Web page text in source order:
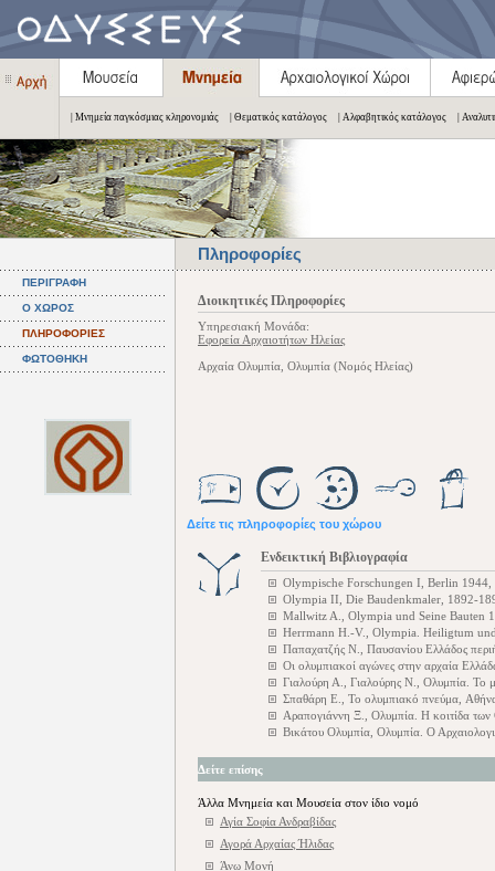
| Μνημεία παγκόσμιας κληρονομιάς | Θεματικός κατάλογος | Αλφαβητικός κατάλογος |
Πληροφορίες
ΠΕΡΙΓΡΑΦΗ
Ο ΧΩΡΟΣ
ΠΛΗΡΟΦΟΡΙΕΣ
ΦΩΤΟΘΗΚΗ
Διοικητικές Πληροφορίες
Υπηρεσιακή Μονάδα:
Εφορεία Αρχαιοτήτων Ηλείας
Αρχαία Ολυμπία, Ολυμπία (Νομός Ηλείας)
Δείτε τις πληροφορίες του χώρου
Ενδεικτική Βιβλιογραφία
Olympische Forschungen I, Berlin
Olympia II, Die Baudenkmaler, 1892-
Mallwitz A., Olympia und Seine Bauten
Herrmann H.-V., Olympia. Heiligtum
Παπαχατζής Ν., Παυσανίου Ελλάδος
Οι ολυμπιακοί αγώνες στην αρχαία
Γιαλούρη Α., Γιαλούρης Ν., Ολυμπία. Το
Σπαθάρη Ε., Το ολυμπιακό πνεύμα,
Αραπογιάννη Ξ., Ολυμπία. Η κοιτίδα
Βικάτου Ολυμπία, Ολυμπία. Ο
Δείτε επίσης
Άλλα Μνημεία και Μουσεία στον ίδιο νομό
Αγία Σοφία Ανδραβίδας
Αγορά Αρχαίας Ήλιδας
Άνω Μονή